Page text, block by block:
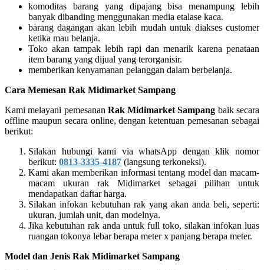
komoditas barang yang dipajang bisa menampung lebih
banyak dibanding menggunakan media etalase kaca.
barang dagangan akan lebih mudah untuk diakses customer
ketika mau belanja.
Toko akan tampak lebih rapi dan menarik karena penataan
item barang yang dijual yang terorganisir.
memberikan kenyamanan pelanggan dalam berbelanja.
Cara Memesan Rak Midimarket Sampang
Kami melayani pemesanan Rak Midimarket Sampang baik secara
offline maupun secara online, dengan ketentuan pemesanan sebagai
berikut:
Silakan hubungi kami via whatsApp dengan klik nomor
berikut: 0813-3335-4187 (langsung terkoneksi).
Kami akan memberikan informasi tentang model dan macam-
macam ukuran rak Midimarket sebagai pilihan untuk
mendapatkan daftar harga.
Silakan infokan kebutuhan rak yang akan anda beli, seperti:
ukuran, jumlah unit, dan modelnya.
Jika kebutuhan rak anda untuk full toko, silakan infokan luas
ruangan tokonya lebar berapa meter x panjang berapa meter.
Model dan Jenis Rak Midimarket Sampang